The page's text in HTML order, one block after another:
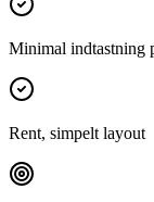
Minimal indtastning
Rent, simpelt layout